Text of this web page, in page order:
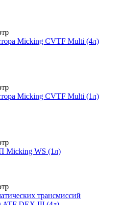
Micking CVTF Multi (4л)
Micking CVTF Multi (1л)
Micking WS (1л)
трансмиссий